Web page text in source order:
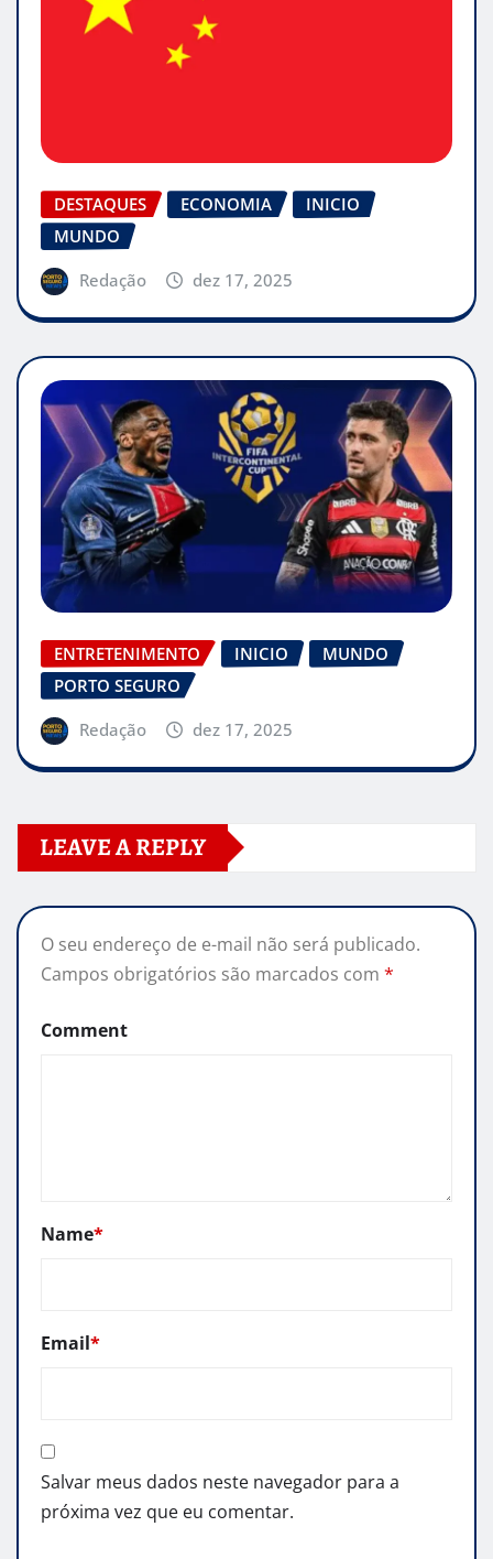
DESTAQUES ECONOMIA
INICIO
MUNDO
Redação
dez 17, 2025
ENTRETENIMENTO INICIO
MUNDO
PORTO SEGURO
Redação
dez 17, 2025
LEAVE A REPLY
O seu endereço de e-mail não será publicado.
Campos obrigatórios são marcados com *
Comment
Name*
Email*
Salvar meus dados neste navegador para a
próxima vez que eu comentar.